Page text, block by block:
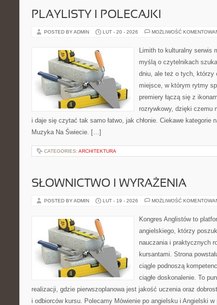
PLAYLISTY I POLECAJKI
POSTED BY ADMIN LUT - 20 - 2026 MOŻLIWOŚĆ
Limith to kulturalny serwis
myślą o czytelnikach
dniu, ale też o tych, którzy
miejsce, w którym rytmy
premiery łączą się z
rozrywkowy, dzięki czemu
i daje się czytać tak samo łatwo, jak chłonie. Ciekawe kategorie
Muzyka Na Świecie. […]
CATEGORIES: ARCHITEKTURA
SŁOWNICTWO I WYRAŻENIA
POSTED BY ADMIN LUT - 19 - 2026 MOŻLIWOŚĆ
Kongres Anglistów to
angielskiego, którzy
nauczania i praktycznych
kursantami. Strona
ciągle podnoszą
ciągłe doskonalenie. To
realizacji, gdzie pierwszoplanowa jest jakość uczenia oraz
i odbiorców kursu. Polecamy Mówienie po angielsku i Angielski